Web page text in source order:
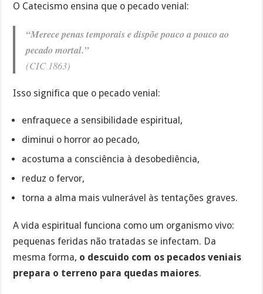
O Catecismo ensina que o pecado venial:
“Merece penas temporais e dispõe pouco a pouco ao
pecado mortal.”
(CIC 1863)
Isso significa que o pecado venial:
enfraquece a sensibilidade espiritual,
diminui o horror ao pecado,
acostuma a consciência à desobediência,
reduz o fervor,
torna a alma mais vulnerável às tentações graves.
A vida espiritual funciona como um organismo vivo:
pequenas feridas não tratadas se infectam. Da
mesma forma, o descuido com os pecados veniais
prepara o terreno para quedas maiores.